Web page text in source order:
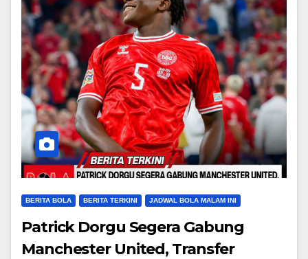
BERITA BOLA BERITA TERKINI JADWAL BOLA MALAM INI
Patrick Dorgu Segera Gabung
Manchester United, Transfer